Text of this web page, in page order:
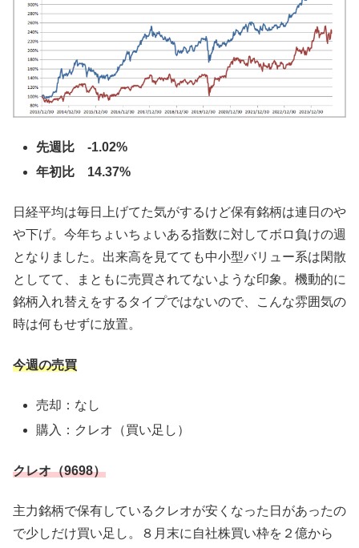
先週比 -1.02%
年初比 14.37%
日経平均は毎日上げてた気がするけど保有銘柄は連日のや
や下げ。今年ちょいちょいある指数に対してボロ負けの週
となりました。出来高を見てても中小型バリュー系は閑散
としてて、まともに売買されてないような印象。機動的に
銘柄入れ替えをするタイプではないので、こんな雰囲気の
時は何もせずに放置。
今週の売買
売却：なし
購入：クレオ（買い足し）
クレオ（9698）
主力銘柄で保有しているクレオが安くなった日があったの
で少しだけ買い足し。８月末に自社株買い枠を２億から